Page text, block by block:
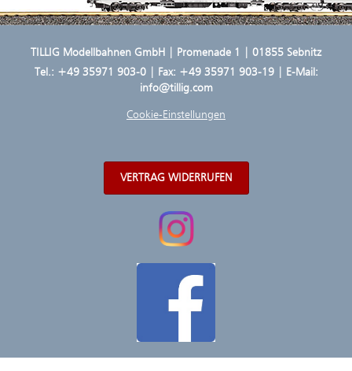
TILLIG Modellbahnen GmbH | Promenade 1 | 01855 Sebnitz
Tel.: +49 35971 903-0| Fax: +49 35971 903-19 | E-Mail:
info@tillig.com
Cookie-Einstellungen
VERTRAG WIDERRUFEN